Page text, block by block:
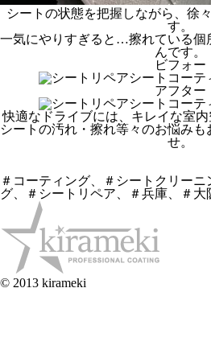
シートの状態を把握しながら、徐
す。
一気にやりすぎると…擦れている個
んです。
ビフォー
アフター
快適なドライブには、キレイな室
シートの汚れ・擦れ等々のお悩みも
せ。
＃コーティング、＃シートクリー
グ、＃シートリペア、＃兵庫、＃大
© 2013 kirameki